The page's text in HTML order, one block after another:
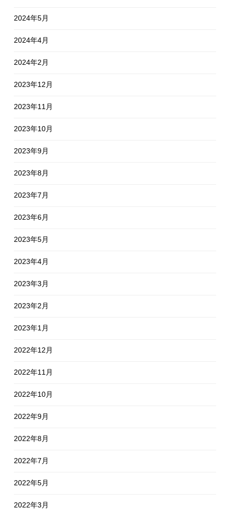
2024年5月
2024年4月
2024年2月
2023年12月
2023年11月
2023年10月
2023年9月
2023年8月
2023年7月
2023年6月
2023年5月
2023年4月
2023年3月
2023年2月
2023年1月
2022年12月
2022年11月
2022年10月
2022年9月
2022年8月
2022年7月
2022年5月
2022年3月